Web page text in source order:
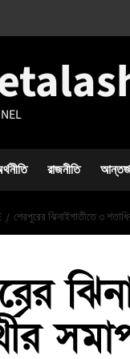
রাজনীতি
শেরপুরের ঝিনাইগাতীতে ৩